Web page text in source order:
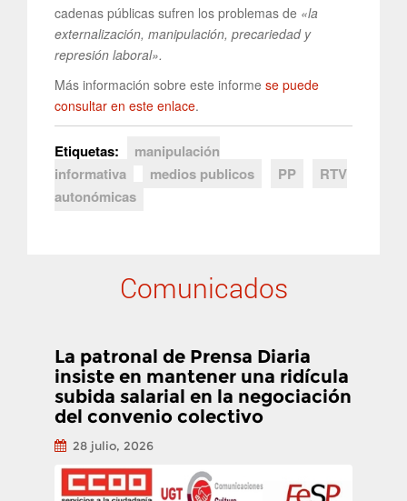
cadenas públicas sufren los problemas de «la
externalización, manipulación, precariedad y
represión laboral».
Más información sobre este informe se puede
consultar en este enlace.
Etiquetas:
manipulación
informativa
medios publicos PP
RTV
autonómicas
Comunicados
La patronal de Prensa Diaria
insiste en mantener una ridícula
subida salarial en la negociación
del convenio colectivo
28 julio, 2026